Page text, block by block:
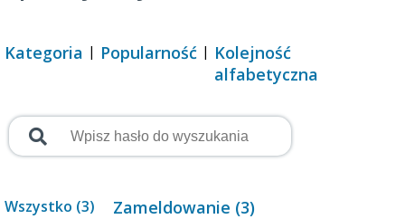
Kategoria Popularność
Kolejność
alfabetyczna
Wszystko (3) Zameldowanie (3)